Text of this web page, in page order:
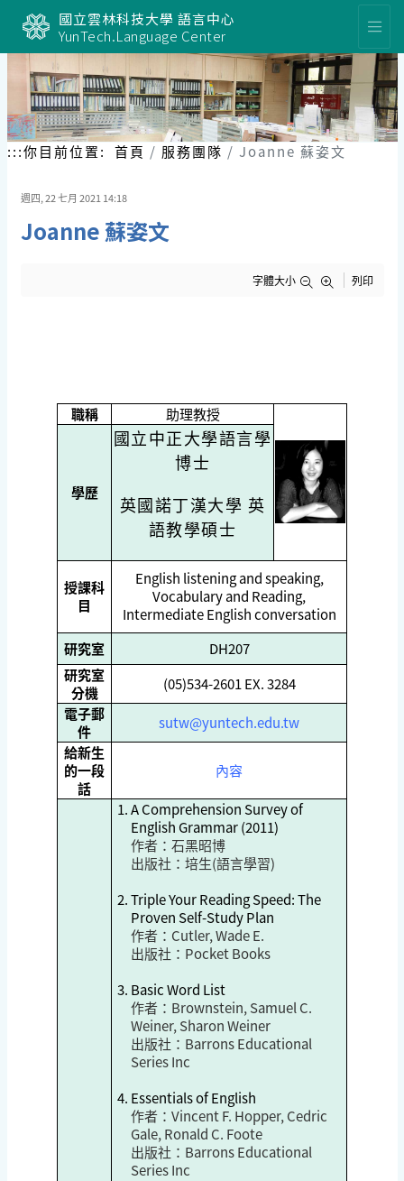
區
塊
國立雲林科技大學 語言中心
YunTech.Language Center
:::你目前位置: 首頁 服務團隊 Joanne 蘇姿文
週四, 22 七月 2021 14:18
Joanne 蘇姿文
字體大小 列印
職稱 助理教授
學歷
國立中正大學語言學
博士
英國諾丁漢大學 英
語教學碩士
授課科
目
English listening and speaking,
Vocabulary and Reading,
Intermediate English conversation
研究室
DH207
研究室
分機
(05)534-2601 EX. 3284
電子郵
件
sutw@yuntech.edu.tw
給新生
的一段
話
內容
A Comprehension Survey of
English Grammar (2011)
作者： 石黑昭博
出版社： 培生(語言學習)
Triple Your Reading Speed: The
Proven Self-Study Plan
作者： Cutler, Wade E.
出版社：Pocket Books
Basic Word List
作者：Brownstein, Samuel C.
Weiner, Sharon Weiner
出版社：Barrons Educational
Series Inc
Essentials of English
作者：Vincent F. Hopper, Cedric
Gale, Ronald C. Foote
出版社：Barrons Educational
Series Inc